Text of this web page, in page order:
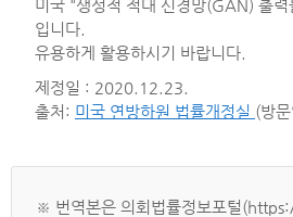
미국 "생성적 적대 신경망(GAN) 출
입니다.
유용하게 활용하시기 바랍니다.
제정일 : 2020.12.23.
출처: 미국 연방하원 법률개정실 (방
※ 번역본은 의회법률정보포털